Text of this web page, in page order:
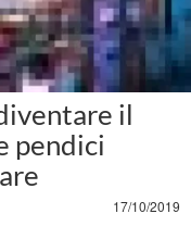
il
pendici
17/10/2019